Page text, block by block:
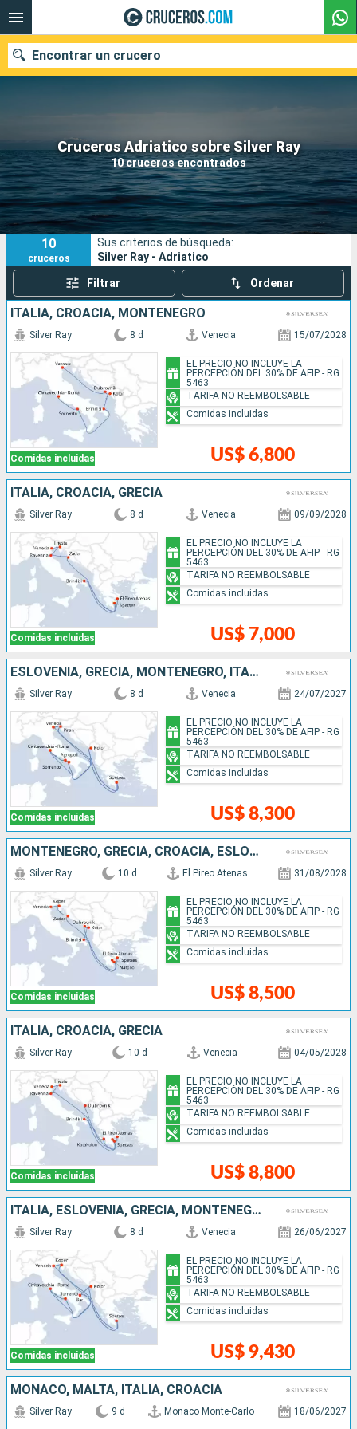
Cruceros Adriatico sobre Silver Ray
10 cruceros encontrados
Encontrar un crucero
Nuestros destinos
Fecha de salida
Puertos Compañías
Buscar
10
cruceros
Sus criterios de búsqueda:
Silver Ray - Adriatico
Filtrar Ordenar
ITALIA, CROACIA, MONTENEGRO
Comidas incluidas
Silver Ray 8 d Venecia 15/07/2028
US$ 6,800
EL PRECIO NO INCLUYE LA
PERCEPCIÓN DEL 30% DE AFIP - RG
5463
TARIFA NO REEMBOLSABLE
Comidas incluidas
ITALIA, CROACIA, GRECIA
Comidas incluidas
Silver Ray 8 d Venecia 09/09/2028
US$ 7,000
EL PRECIO NO INCLUYE LA
PERCEPCIÓN DEL 30% DE AFIP - RG
5463
TARIFA NO REEMBOLSABLE
Comidas incluidas
ESLOVENIA, GRECIA, MONTENEGRO, ITALIA
Comidas incluidas
Silver Ray 8 d Venecia 24/07/2027
US$ 8,300
EL PRECIO NO INCLUYE LA
PERCEPCIÓN DEL 30% DE AFIP - RG
5463
TARIFA NO REEMBOLSABLE
Comidas incluidas
MONTENEGRO, GRECIA, CROACIA, ESLOVENIA, ITALIA
Comidas incluidas
Silver Ray 10 d El Pireo Atenas 31/08/2028
US$ 8,500
EL PRECIO NO INCLUYE LA
PERCEPCIÓN DEL 30% DE AFIP - RG
5463
TARIFA NO REEMBOLSABLE
Comidas incluidas
ITALIA, CROACIA, GRECIA
Comidas incluidas
Silver Ray 10 d Venecia 04/05/2028
US$ 8,800
EL PRECIO NO INCLUYE LA
PERCEPCIÓN DEL 30% DE AFIP - RG
5463
TARIFA NO REEMBOLSABLE
Comidas incluidas
ITALIA, ESLOVENIA, GRECIA, MONTENEGRO
Comidas incluidas
Silver Ray 8 d Venecia 26/06/2027
US$ 9,430
EL PRECIO NO INCLUYE LA
PERCEPCIÓN DEL 30% DE AFIP - RG
5463
TARIFA NO REEMBOLSABLE
Comidas incluidas
MONACO, MALTA, ITALIA, CROACIA
Silver Ray 9 d Monaco Monte-Carlo 18/06/2027